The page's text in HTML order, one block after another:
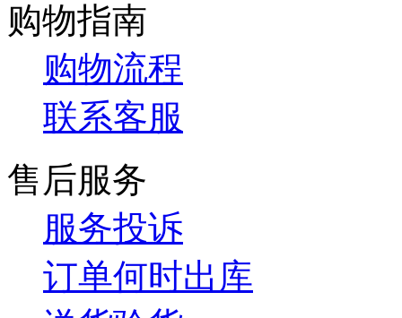
购物指南
购物流程
联系客服
售后服务
服务投诉
订单何时出库